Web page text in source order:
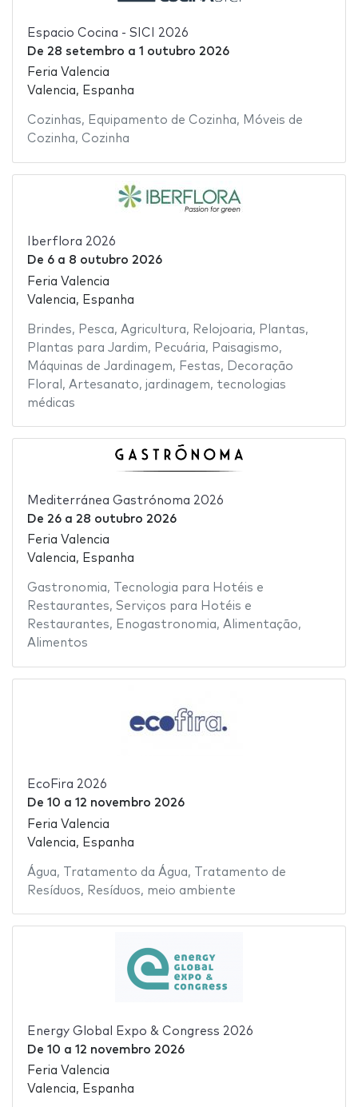
Espacio Cocina - SICI 2026
De 28 setembro a 1 outubro 2026
Feria Valencia
Valencia, Espanha
Cozinhas, Equipamento de Cozinha, Móveis de
Cozinha, Cozinha
Iberflora 2026
De 6a 8 outubro 2026
Feria Valencia
Valencia, Espanha
Brindes, Pesca, Agricultura, Relojoaria, Plantas,
Plantas para Jardim, Pecuária, Paisagismo,
Máquinas de Jardinagem, Festas,
Decoração
Floral , Artesanato, jardinagem, tecnologias
médicas
Mediterránea Gastrónoma 2026
De 26a 28 outubro 2026
Feria Valencia
Valencia, Espanha
Gastronomia,
Tecnologia para Hotéis e
Restaurantes, Serviços para Hotéis e
Restaurantes, Enogastronomia, Alimentação,
Alimentos
EcoFira 2026
De 10 a 12 novembro 2026
Feria Valencia
Valencia, Espanha
Água, Tratamento da Água,
Tratamento de
Resíduos, Resíduos, meio ambiente
Energy Global Expo & Congress 2026
De 10 a 12 novembro 2026
Feria Valencia
Valencia, Espanha